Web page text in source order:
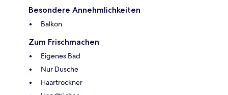
Besondere Annehmlichkeiten
Balkon
Zum Frischmachen
Eigenes Bad
Nur Dusche
Haartrockner